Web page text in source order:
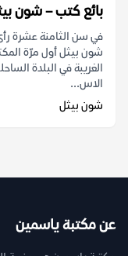
بائع كتب – شون
في سن الثامنة عشرة
شون بيثل أول مرّة
الغريبة في البلدة
الاس...
شون بيثل
عن مكتبة ياسمين